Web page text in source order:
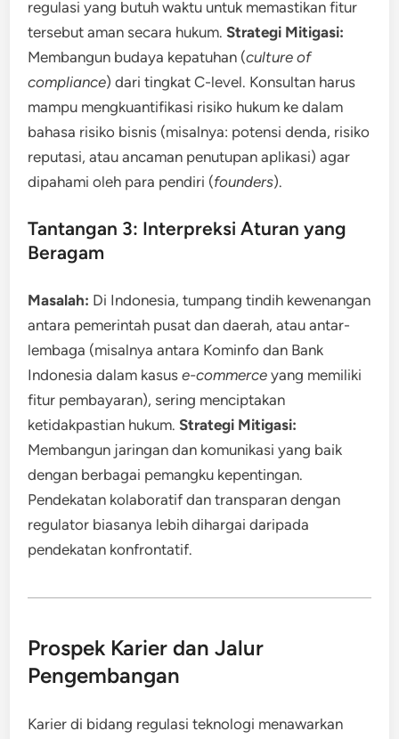
regulasi yang butuh waktu untuk memastikan fitur
tersebut aman secara hukum.Strategi Mitigasi:
Membangun budaya kepatuhan (culture of
compliance) dari tingkat C-level. Konsultan harus
mampu mengkuantifikasi risiko hukum ke dalam
bahasa risiko bisnis (misalnya: potensi denda, risiko
reputasi, atau ancaman penutupan aplikasi) agar
dipahami oleh para pendiri (founders).
Tantangan 3: Interpreksi Aturan yang
Beragam
Masalah: Di Indonesia, tumpang tindih kewenangan
antara pemerintah pusat dan daerah, atau antar-
lembaga (misalnya antara Kominfo dan Bank
Indonesia dalam kasuse-commerce yang memiliki
fitur pembayaran), sering menciptakan
ketidakpastian hukum.Strategi Mitigasi:
Membangun jaringan dan komunikasi yang baik
dengan berbagai pemangku kepentingan.
Pendekatan kolaboratif dan transparan dengan
regulator biasanya lebih dihargai daripada
pendekatan konfrontatif.
Prospek Karier dan Jalur
Pengembangan
Karier di bidang regulasi teknologi menawarkan